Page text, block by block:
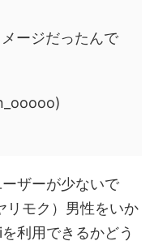
ージだったんで
ザーが少ないで
リモク）男性をいか
利用できるかどう